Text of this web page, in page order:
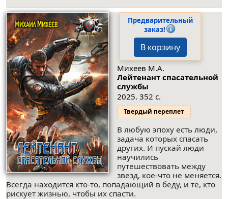
Предварительный
заказ!
В корзину
Михеев М.А.
Лейтенант спасательной
службы
2025. 352 с.
Твердый переплет
В любую эпоху есть люди,
задача которых спасать
других. И пускай люди
научились
путешествовать между
звезд, кое-что не меняется.
Всегда находится кто-то, попадающий в беду, и те, кто
рискует жизнью, чтобы их спасти.